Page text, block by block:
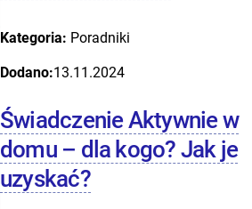
Kategoria: Poradniki
Dodano:13.11.2024
Świadczenie Aktywnie w
domu – dla kogo? Jak je
uzyskać?